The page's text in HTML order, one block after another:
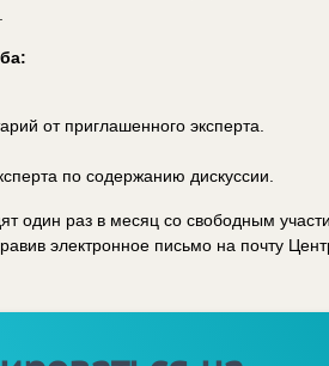
от приглашенного эксперта.
по содержанию дискуссии.
один раз в месяц со свободным
электронное письмо на почту